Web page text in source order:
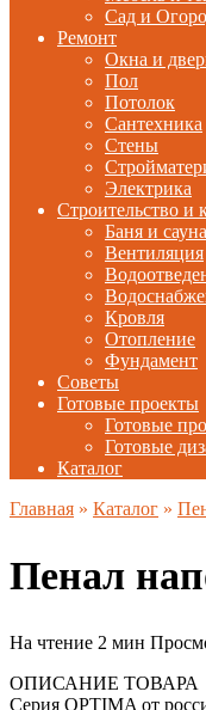
Сад и
Ремонт
Окна и
Пол
Потолок
Сантехника
Стены
Электрика
Строительство и
Баня и сауна
Вентиляция
Кровля
Отопление
Фундамент
Советы
Готовые проекты
Готовые
Готовые
Каталог
Главная » Каталог »
Пенал
На чтение 2 мин
ОПИСАНИЕ ТОВАРА
Серия OPTIMA от